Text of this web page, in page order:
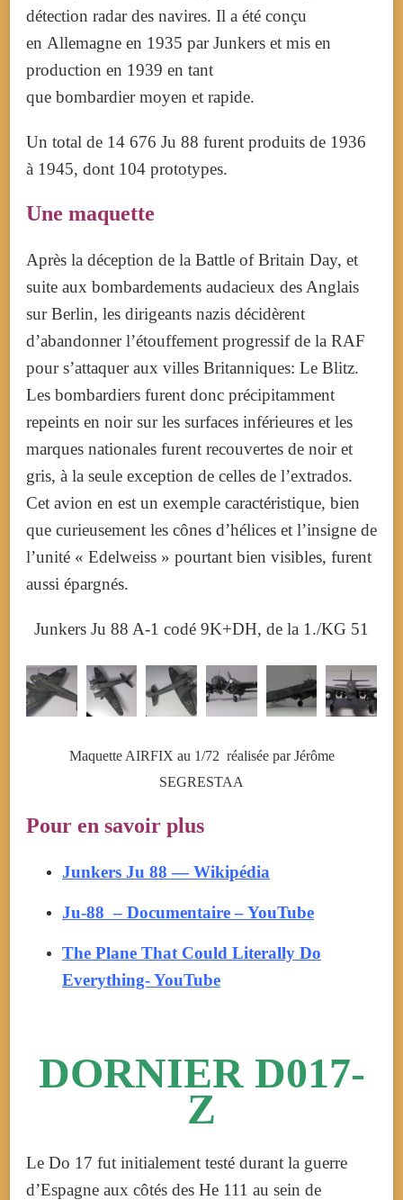
détection radar des navires. Il a été conçu
en Allemagne en 1935 par Junkers et mis en
production en 1939 en tant
que bombardier moyen et rapide.
Un total de 14 676 Ju 88 furent produits de 1936
à 1945, dont 104 prototypes.
Une maquette
Après la déception de la Battle of Britain Day, et
suite aux bombardements audacieux des Anglais
sur Berlin, les dirigeants nazis décidèrent
d’abandonner l’étouffement progressif de la RAF
pour s’attaquer aux villes Britanniques: Le Blitz.
Les bombardiers furent donc précipitamment
repeints en noir sur les surfaces inférieures et les
marques nationales furent recouvertes de noir et
gris, à la seule exception de celles de l’extrados.
Cet avion en est un exemple caractéristique, bien
que curieusement les cônes d’hélices et l’insigne de
l’unité « Edelweiss » pourtant bien visibles, furent
aussi épargnés.
Junkers Ju 88 A-1 codé 9K+DH, de la 1./KG 51
Maquette AIRFIX au 1/72 réalisée par Jérôme
SEGRESTAA
Pour en savoir plus
Junkers Ju 88 — Wikipédia
Ju-88 – Documentaire – YouTube
The Plane That Could Literally Do
Everything- YouTube
DORNIER D017-
Z
Le Do 17 fut initialement testé durant la guerre
d’Espagne aux côtés des He 111 au sein de